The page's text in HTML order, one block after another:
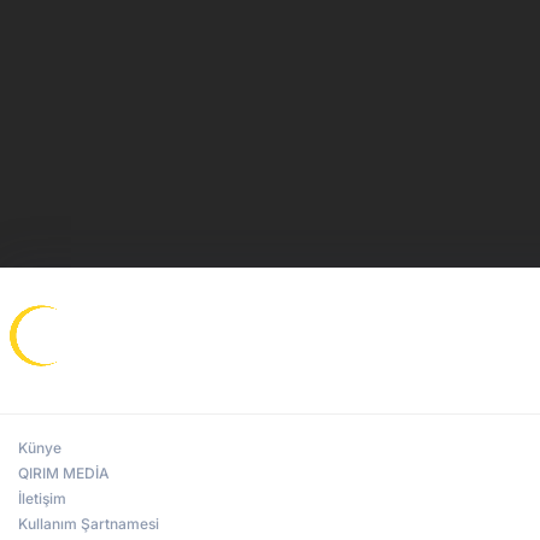
Künye
QIRIM MEDİA
İletişim
Kullanım Şartnamesi